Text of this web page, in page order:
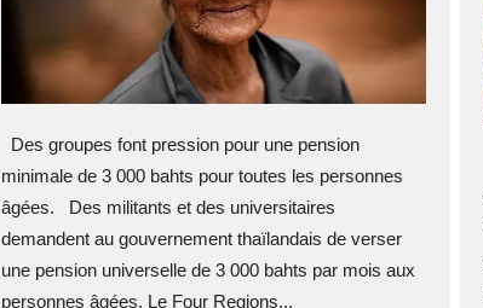
Des groupes font pression pour une pension
minimale de 3 000 bahts pour toutes les personnes
âgées. Des militants et des universitaires
demandent au gouvernement thaïlandais de verser
une pension universelle de 3 000 bahts par mois aux
personnes âgées. Le Four Regions...